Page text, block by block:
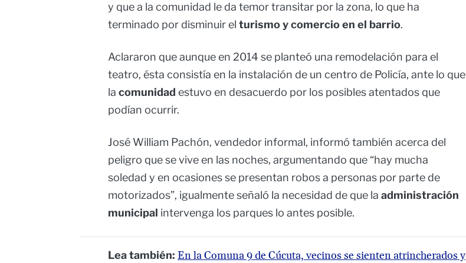
y que a la comunidad le da temor transitar por la zona, lo que ha
terminado por disminuir el turismo y comercio en el barrio.
Aclararon que aunque en 2014 se planteó una remodelación para el
teatro, ésta consistía en la instalación de un centro de Policía, ante lo que
la comunidad estuvo en desacuerdo por los posibles atentados que
podían ocurrir.
José William Pachón, vendedor informal, informó también acerca del
peligro que se vive en las noches, argumentando que “hay mucha
soledad y en ocasiones se presentan robos a personas por parte de
motorizados”, igualmente señaló la necesidad de que la administración
municipal intervenga los parques lo antes posible.
Lea también: En la Comuna 9 de Cúcuta, vecinos se sienten atrincherados y